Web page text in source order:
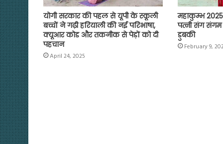
योगी सरकार की पहल से यूपी के स्कूली
बच्चों ने गढ़ी हरियाली की नई परिभाषा,
क्यूआर कोड और तकनीक से पेड़ों को दी
पहचान
April 24, 2025
महाकुम्भ
पत्नी संग
डुबकी
February 9,